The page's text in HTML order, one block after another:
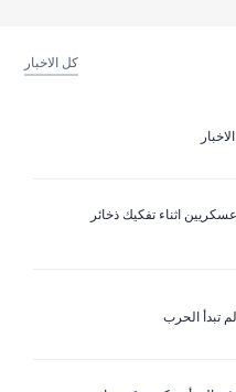
كل الاخبار
الجيش: اصابة ٣ عسكريين اثناء تفكيك ذخائر
تبدأ الحرب